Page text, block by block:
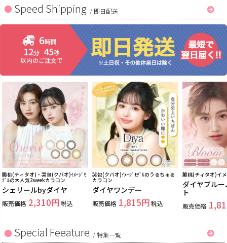
Speed Shipping / 即日配送
6時間
12分 44秒
以内のご注文で
脆桃(チィタオ)・哭包(クバオ)ｲﾒｰｼﾞﾓ
ﾃﾞﾙの大人気2weekカラコン
シェリールbyダイヤ
販売価格 2,310 税込
哭包(クバオ)ｲﾒｰｼﾞﾓﾃﾞﾙのうるちゅる
カラコン
ダイヤワンデー
販売価格 1,815 税込
脆桃(チィタオ)イ
ダイヤブル
ト
販売価格
Special Feeature /特集一覧